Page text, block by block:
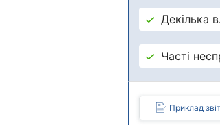
Декілька
Часті
Приклад